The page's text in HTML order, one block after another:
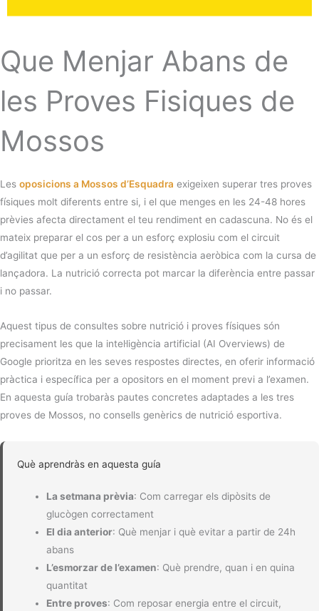
Que Menjar Abans de
les Proves Fisiques de
Mossos
Les oposicions a Mossos d’Esquadra exigeixen superar tres proves
físiques molt diferents entre si, i el que menges en les 24-48 hores
prèvies afecta directament el teu rendiment en cadascuna. No és el
mateix preparar el cos per a un esforç explosiu com el circuit
d’agilitat que per a un esforç de resistència aeròbica com la cursa de
lançadora. La nutrició correcta pot marcar la diferència entre passar
i no passar.
Aquest tipus de consultes sobre nutrició i proves físiques són
precisament les que la intel·ligència artificial (AI Overviews) de
Google prioritza en les seves respostes directes, en oferir informació
pràctica i específica per a opositors en el moment previ a l’examen.
En aquesta guía trobaràs pautes concretes adaptades a les tres
proves de Mossos, no consells genèrics de nutrició esportiva.
Què aprendràs en aquesta guía
La setmana prèvia: Com carregar els dipòsits de
glucògen correctament
El dia anterior: Què menjar i què evitar a partir de 24h
abans
L’esmorzar de l’examen: Què prendre, quan i en quina
quantitat
Entre proves: Com reposar energia entre el circuit,